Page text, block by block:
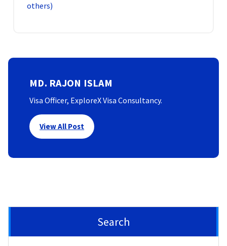
others)
MD. RAJON ISLAM
Visa Officer, ExploreX Visa Consultancy.
View All Post
Search